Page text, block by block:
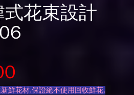
花束設計
鮮花材.保證絕不使用回收鮮花.